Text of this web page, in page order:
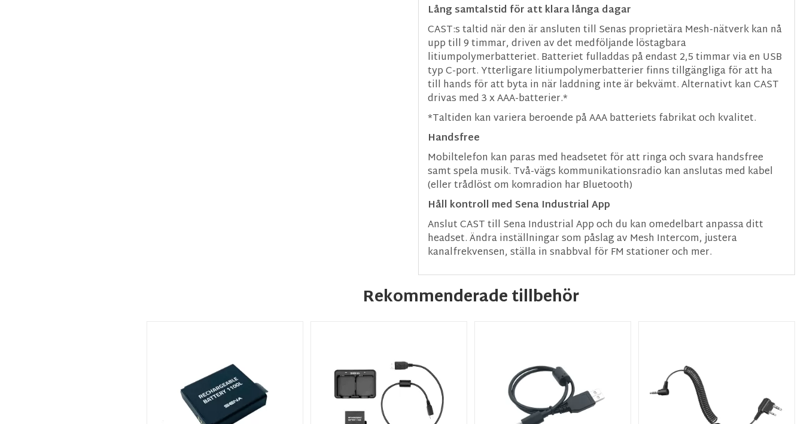
Lång samtalstid för att klara långa dagar
CAST:s taltid när den är ansluten till Senas proprietära Mesh-nätverk kan nå
upp till 9 timmar, driven av det medföljande löstagbara
litiumpolymerbatteriet. Batteriet fulladdas på endast 2,5 timmar via en USB
typ C-port. Ytterligare litiumpolymerbatterier finns tillgängliga för att ha
till hands för att byta in när laddning inte är bekvämt. Alternativt kan CAST
drivas med 3 x AAA-batterier.*
*Taltiden kan variera beroende på AAA batteriets fabrikat och kvalitet.
Handsfree
Mobiltelefon kan paras med headsetet för att ringa och svara handsfree
samt spela musik. Två-vägs kommunikationsradio kan anslutas med kabel
(eller trådlöst om komradion har Bluetooth)
Håll kontroll med Sena Industrial App
Anslut CAST till Sena Industrial App och du kan omedelbart anpassa ditt
headset. Ändra inställningar som påslag av Mesh Intercom, justera
kanalfrekvensen, ställa in snabbval för FM stationer och mer.
Rekommenderade tillbehör